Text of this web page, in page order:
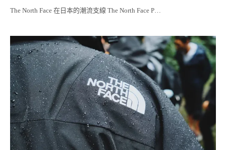
The North Face 在日本的潮流支線 The North Face P…